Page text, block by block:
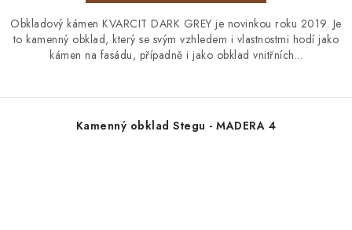
Obkladový kámen KVARCIT DARK GREY je novinkou roku 2019. Je
to kamenný obklad, který se svým vzhledem i vlastnostmi hodí jako
kámen na fasádu, případně i jako obklad vnitřních...
Kamenný obklad Stegu - MADERA 4